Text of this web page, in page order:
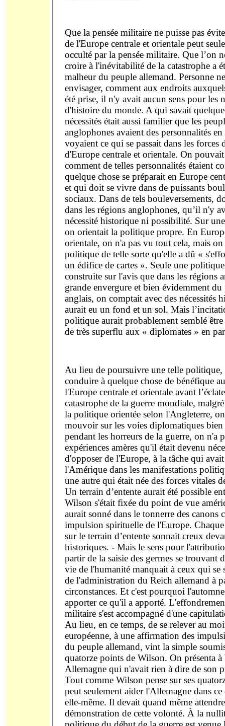
Que la pensée militaire ne puisse pas
de l'Europe centrale et orientale peut
occulté par la pensée militaire. Que l’on
croire à l'inévitabilité de la catastrophe a
malheur du peuple allemand. Personne
envisager, comment aux endroits
été prise, il n'y avait aucun sens pour les
d'histoire du monde. A qui savait quelque
nécessités était aussi familier que les
anglophones avaient des personnalités
voyaient ce qui se passait dans les forces
d'Europe centrale et orientale. On
comment de telles personnalités étaient
quelque chose se préparait en Europe
et qui doit se vivre dans de puissants
sociaux. Dans de tels bouleversements,
dans les régions anglophones, qu’il n'y
nécessité historique ni possibilité. Sur
on orientait la politique propre. En
orientale, on n'a pas vu tout cela, mais
politique de telle sorte qu'elle a dû «
un édifice de cartes ». Seule une
construite sur l'avis que dans les régions
grande envergure et bien évidemment
anglais, on comptait avec des nécessités
aurait eu un fond et un sol. Mais
politique aurait probablement semblé
de très superflu aux « diplomates » en
Au lieu de poursuivre une telle
conduire à quelque chose de bénéfique
l'Europe centrale et orientale avant
catastrophe de la guerre mondiale,
la politique orientée selon l'Angleterre,
mouvoir sur les voies diplomatiques bien
pendant les horreurs de la guerre, on n'a
expériences amères qu'il était devenu
d'opposer de l'Europe, à la tâche qui
l'Amérique dans les manifestations
une autre qui était née des forces vitales
Un terrain d’entente aurait été possible
Wilson s'était fixée du point de vue
aurait sonné dans le tonnerre des canons
impulsion spirituelle de l'Europe.
sur le terrain d’entente sonnait creux
historiques. - Mais le sens pour
partir de la saisie des germes se trouvant
vie de l'humanité manquait à ceux qui se
de l'administration du Reich allemand à
circonstances. Et c'est pourquoi
apporter ce qu'il a apporté.
militaire s'est accompagné d'une
Au lieu, en ce temps, de se relever au
européenne, à une affirmation des
du peuple allemand, vint la simple
quatorze points de Wilson. On présenta
Allemagne qui n'avait rien à dire de son
Tout comme Wilson pense sur ses
peut seulement aider l'Allemagne dans
elle-même. Il devait quand même
démonstration de cette volonté. À la